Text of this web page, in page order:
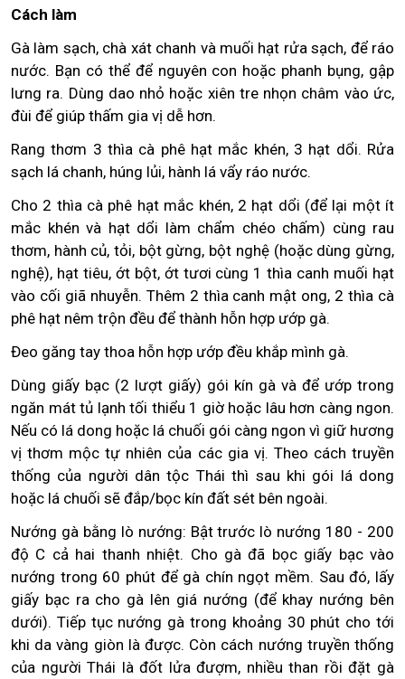
Cách làm
Gà làm sạch, chà xát chanh và muối hạt rửa sạch, để ráo
nước. Bạn có thể để nguyên con hoặc phanh bụng, gập
lưng ra. Dùng dao nhỏ hoặc xiên tre nhọn châm vào ức,
đùi để giúp thấm gia vị dễ hơn.
Rang thơm 3 thìa cà phê hạt mắc khén, 3 hạt dổi. Rửa
sạch lá chanh, húng lủi, hành lá vẩy ráo nước.
Cho 2 thìa cà phê hạt mắc khén, 2 hạt dổi (để lại một ít
mắc khén và hạt dổi làm chẩm chéo chấm) cùng rau
thơm, hành củ, tỏi, bột gừng, bột nghệ (hoặc dùng gừng,
nghệ), hạt tiêu, ớt bột, ớt tươi cùng 1 thìa canh muối hạt
vào cối giã nhuyễn. Thêm 2 thìa canh mật ong, 2 thìa cà
phê hạt nêm trộn đều để thành hỗn hợp ướp gà.
Đeo găng tay thoa hỗn hợp ướp đều khắp mình gà.
Dùng giấy bạc (2 lượt giấy) gói kín gà và để ướp trong
ngăn mát tủ lạnh tối thiểu 1 giờ hoặc lâu hơn càng ngon.
Nếu có lá dong hoặc lá chuối gói càng ngon vì giữ hương
vị thơm mộc tự nhiên của các gia vị. Theo cách truyền
thống của người dân tộc Thái thì sau khi gói lá dong
hoặc lá chuối sẽ đắp/bọc kín đất sét bên ngoài.
Nướng gà bằng lò nướng: Bật trước lò nướng 180 - 200
độ C cả hai thanh nhiệt. Cho gà đã bọc giấy bạc vào
nướng trong 60 phút để gà chín ngọt mềm. Sau đó, lấy
giấy bạc ra cho gà lên giá nướng (để khay nướng bên
dưới). Tiếp tục nướng gà trong khoảng 30 phút cho tới
khi da vàng giòn là được. Còn cách nướng truyền thống
của người Thái là đốt lửa đượm, nhiều than rồi đặt gà